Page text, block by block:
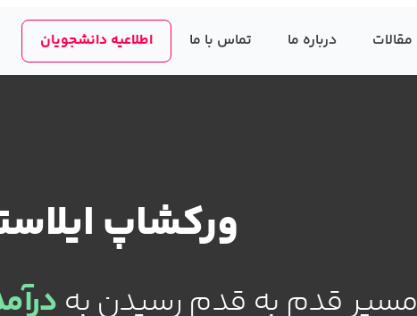
مقالات درباره ما تماس با ما اطلاعیه دانشجویان
ورکشاپ
مسیر قدم به قدم رسیدن به